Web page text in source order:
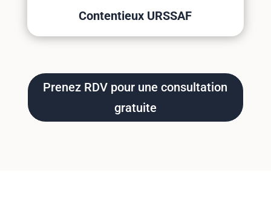
Contentieux URSSAF
Prenez RDV pour une consultation
gratuite